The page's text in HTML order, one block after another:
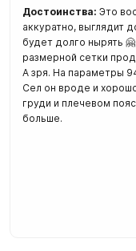
Достоинства: Это
аккуратно, выглядит
будет долго нырять
размерной сетки
А зря. На параметры
Сел он вроде и
груди и плечевом
больше.